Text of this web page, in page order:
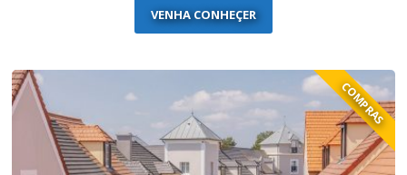
VENHA CONHEÇER
COMPRAS